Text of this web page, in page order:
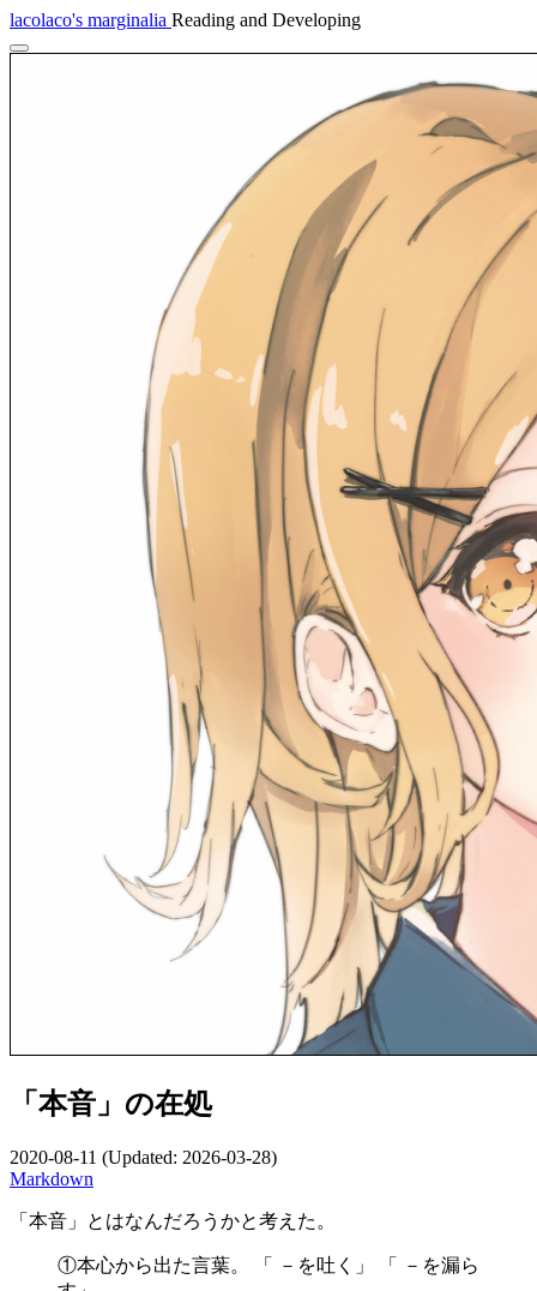
lacolaco's marginalia Reading and Developing
「本音」の在処
2020-08-11 (Updated: 2026-03-28)
Markdown
「本音」とはなんだろうかと考えた。
①本心から出た言葉。 「 －を吐く」 「 －を漏ら